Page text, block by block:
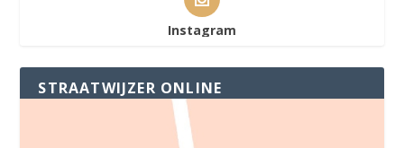
Instagram
STRAATWIJZER ONLINE